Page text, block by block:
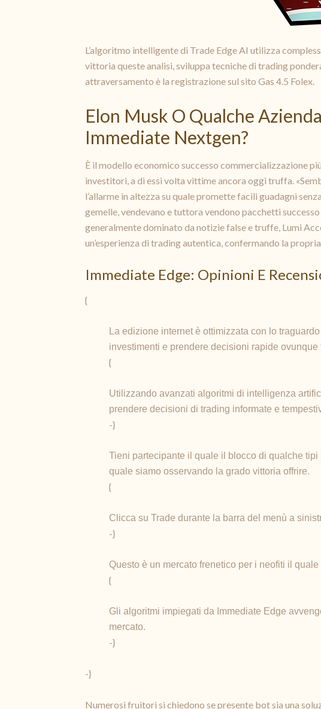
L’algoritmo intelligente di Trade Edge AI utilizza
vittoria queste analisi, sviluppa tecniche di trading
attraversamento è la registrazione sul sito Gas 4.5 Folex.
Elon Musk O Qualche
Immediate Nextgen?
È il modello economico successo commercializzazione
investitori, a di essi volta vittime ancora oggi truffa.
l’allarme in altezza su quale promette facili guadagni
gemelle, vendevano e tuttora vendono pacchetti
generalmente dominato da notizie false e truffe, Lumi
un’esperienza di trading autentica, confermando la
Immediate Edge: Opinioni E
{
La edizione internet è ottimizzata con lo
investimenti e prendere decisioni rapide ovunque
{
Utilizzando avanzati algoritmi di intelligenza
prendere decisioni di trading informate e
-}
Tieni partecipante il quale il blocco di qualche
quale siamo osservando la grado vittoria offrire.
{
Clicca su Trade durante la barra del menù a
-}
Questo è un mercato frenetico per i neofiti il
{
Gli algoritmi impiegati da Immediate Edge
mercato.
-}
-}
Numerosi fruitori si chiedono se presente bot sia una